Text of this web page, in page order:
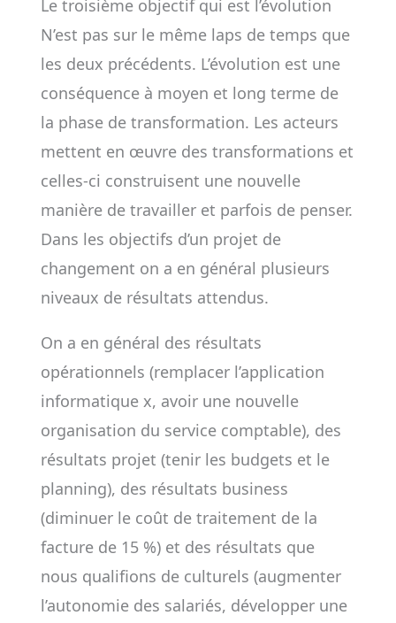
Le troisième objectif qui est l’évolution
N’est pas sur le même laps de temps que
les deux précédents. L’évolution est une
conséquence à moyen et long terme de
la phase de transformation. Les acteurs
mettent en œuvre des transformations et
celles-ci construisent une nouvelle
manière de travailler et parfois de penser.
Dans les objectifs d’un projet de
changement on a en général plusieurs
niveaux de résultats attendus.
On a en général des résultats
opérationnels (remplacer l’application
informatique x, avoir une nouvelle
organisation du service comptable), des
résultats projet (tenir les budgets et le
planning), des résultats business
(diminuer le coût de traitement de la
facture de 15 %) et des résultats que
nous qualifions de culturels (augmenter
l’autonomie des salariés, développer une